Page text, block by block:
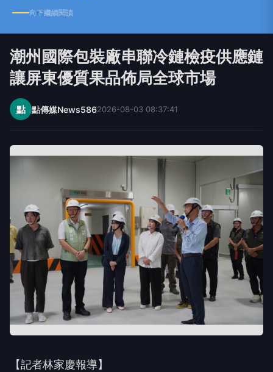
向下繼續閱讀
潮州國際包裝廠串聯冷鏈檢疫供應鏈
讓屏東優質果品佈局全球市場
點 點傳媒News5862026-08-03 08:37:41
【記者林家慶報導】